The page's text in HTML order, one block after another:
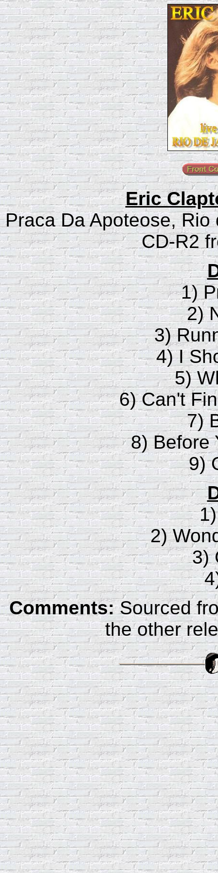
Eric
Praca Da Apoteose,
CD-R2
1)
2)
3)
4) I
5)
6) Can't
7)
8) Before
9)
2)
3)
Comments:Sourced
the other